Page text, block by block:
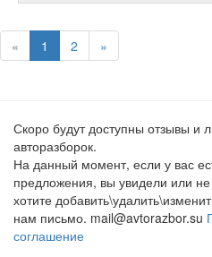
« 1 2 »
Скоро будут доступны отзывы и
авторазборок.
На данный момент, если у вас
предложения, вы увидели или
хотите
нам письмо. mail@avtorazbor.su
соглашение